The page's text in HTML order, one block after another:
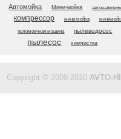
Автомойка Мини-мойка автошампунь
компрессор мини мойка
поломоечная машина пылеводосос
пылесос химчистка
Copyright © 2009-2010 AVTO-